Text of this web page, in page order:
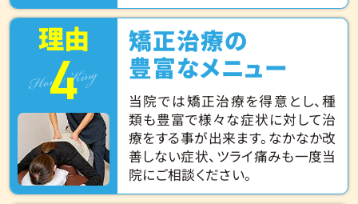
理由
4
Hone King
矯正治療の
豊富なメニュー
当院では矯正治療を得意とし、種
類も豊富で様々な症状に対して治
療をする事が出来ます。なかなか改
善しない症状、ツライ痛みも一度当
院にご相談ください。